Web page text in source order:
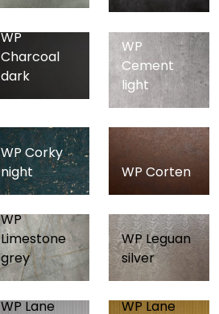
WP
Charcoal
dark
WP
Cement
light
WP Corky
night
WP Corten
WP
Limestone
grey
WP Leguan
silver
WP Lane
WP Lane